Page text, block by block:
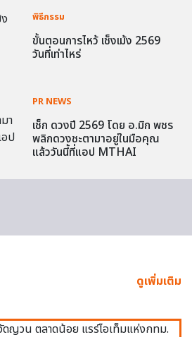
พิธีกรรม
ขั้นตอนการไหว้ เช็งเม้ง 2569
วันที่เท่าไหร่
PR NEWS
เช็ก ดวงปี 2569 โดย อ.มิก พชร
พลิกดวงชะตามาอยู่ในมือคุณ
แล้ววันนี้ที่แอป MTHAI
ดูเพิ่มเติม